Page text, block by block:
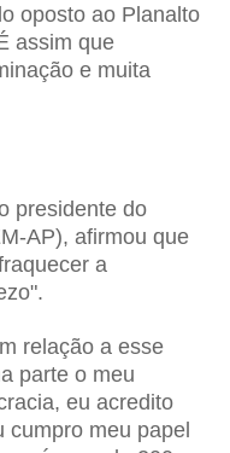
oposto ao Planalto
assim que
e muita
presidente do
AP), afirmou que
a
relação a esse
parte o meu
eu acredito
cumpro meu papel